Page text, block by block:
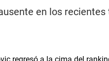
en los